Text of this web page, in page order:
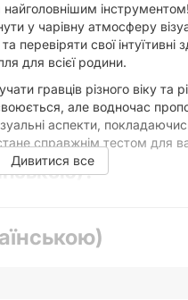
у чарівну атмосферу
свої
для всієї родини.
гравців різного віку
але водночас
аспекти,
справжнім тестом для
навички, допомагаючи
стає унікальним
Дивитися все